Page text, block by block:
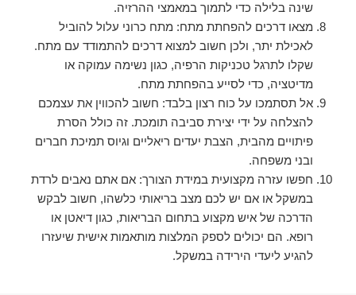
שינה בלילה כדי לתמוך במאמצי ההרזיה.
מצאו דרכים להפחתת מתח: מתח כרוני עלול להוביל
לאכילת יתר, ולכן חשוב למצוא דרכים להתמודד עם מתח.
שקלו לתרגל טכניקות הרפיה, כגון נשימה עמוקה או
מדיטציה, כדי לסייע בהפחתת מתח.
אל תסתמכו על כוח רצון בלבד: חשוב להכווין את עצמכם
להצלחה על ידי יצירת סביבה תומכת. זה כולל הסרת
פיתויים מהבית, הצבת יעדים ריאליים וגיוס תמיכת חברים
ובני משפחה.
חפשו עזרה מקצועית במידת הצורך: אם אתם נאבים לרדת
במשקל או אם יש לכם מצב בריאותי כלשהו, חשוב לבקש
הדרכה של איש מקצוע בתחום הבריאות, כגון דיאטן או
רופא. הם יכולים לספק המלצות מותאמות אישית שיעזרו
להגיע ליעדי הירידה במשקל.